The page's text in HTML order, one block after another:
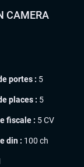
CAMERA
portes : 5
places : 5
fiscale : 5 CV
din : 100 ch